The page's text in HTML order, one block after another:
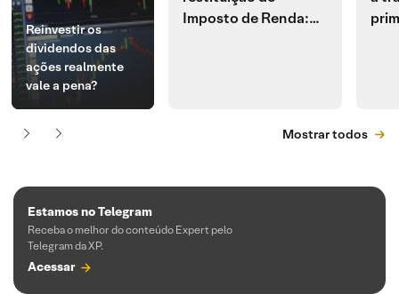
Reinvestir os
dividendos das
ações realmente
vale a pena?
Imposto de Renda:
Mostrar todos
Estamos no Telegram
Receba o melhor do conteúdo Expert pelo
Telegram da XP.
Acessar